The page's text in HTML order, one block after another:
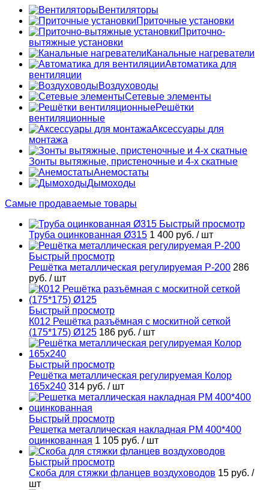
Вентиляторы
Приточные установки
Приточно-
вытяжные установки
Канальные нагреватели
Автоматика для
вентиляции
Воздуховоды
Сетевые элементы
Решётки
вентиляционные
Аксессуары для
монтажа
Зонты вытяжные, пристеночные и 4-х скатные
Анемостаты
Дымоходы
Самые продаваемые товары
Быстрый просмотр
Труба оцинкованная Ø315 1 400 руб. / шт
Быстрый просмотр
Решётка металлическая регулируемая Р-200 286
руб. / шт
Быстрый просмотр
К012 Решётка разъёмная с москитной сеткой
(175*175) Ø125 186 руб. / шт
Быстрый просмотр
Решётка металлическая регулируемая Колор
165х240 314 руб. / шт
Быстрый просмотр
Решетка металлическая накладная РМ 400*400
оцинкованная 1 105 руб. / шт
Быстрый просмотр
Скоба для стяжки фланцев воздуховодов 15 руб. /
шт